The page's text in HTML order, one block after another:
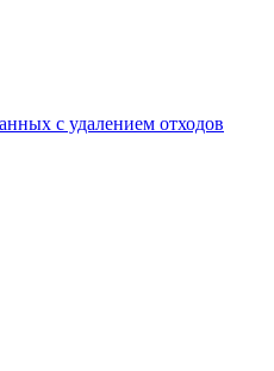
с удалением отходов